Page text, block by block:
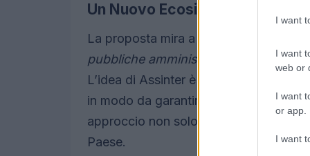
I want
I want
web or
I want
or app.
I want
Un Nuovo Ecosistema per la
La proposta mira a creare un
pubbliche amministrazioni
locali,
L’idea di Assinter è quella di
in modo da garantire una gestione
approccio non solo promuove l’
Paese.